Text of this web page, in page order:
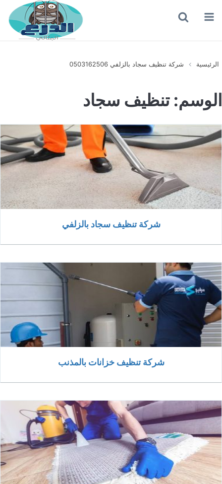
القائمة
الرئيسية شركة تنظيف سجاد بالزلفي 0503162506
الوسم:تنظيف سجاد
شركة تنظيف سجاد بالزلفي
شركة تنظيف خزانات بالمذنب